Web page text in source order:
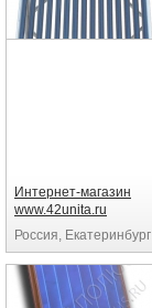
Интернет-магазин
www.42unita.ru
Россия, Екатеринбург